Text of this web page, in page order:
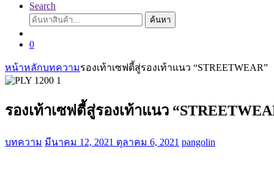
Search
ค้นหา:
ค้นหา
0
หน้าหลักบทความรองเท้าเซฟตี้สู่รองเท้าแนว “STREETWEAR”
รองเท้าเซฟตี้สู่รองเท้าแนว
บทความ มีนาคม 12, 2021 ตุลาคม 6, 2021 pangolin